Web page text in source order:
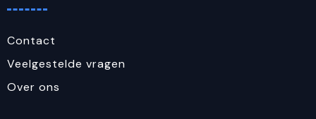
Contact
Veelgestelde vragen
Over ons